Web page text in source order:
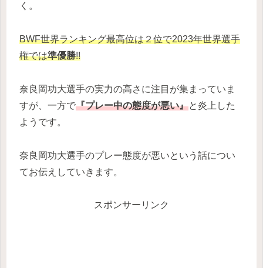
く。
BWF世界ランキング最高位は２位で2023年世界選手
権では準優勝!!
奈良岡功大選手の実力の高さに注目が集まっていま
すが、一方で『プレー中の態度が悪い』と炎上した
ようです。
奈良岡功大選手のプレー態度が悪いという話につい
てお伝えしていきます。
スポンサーリンク